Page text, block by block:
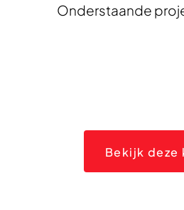
Onderstaande
Bekijk deze